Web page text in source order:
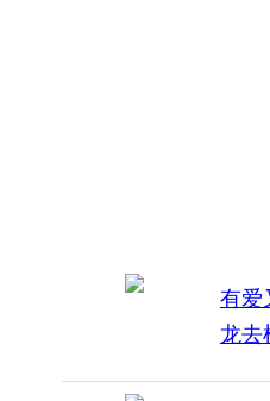
有爱
龙去